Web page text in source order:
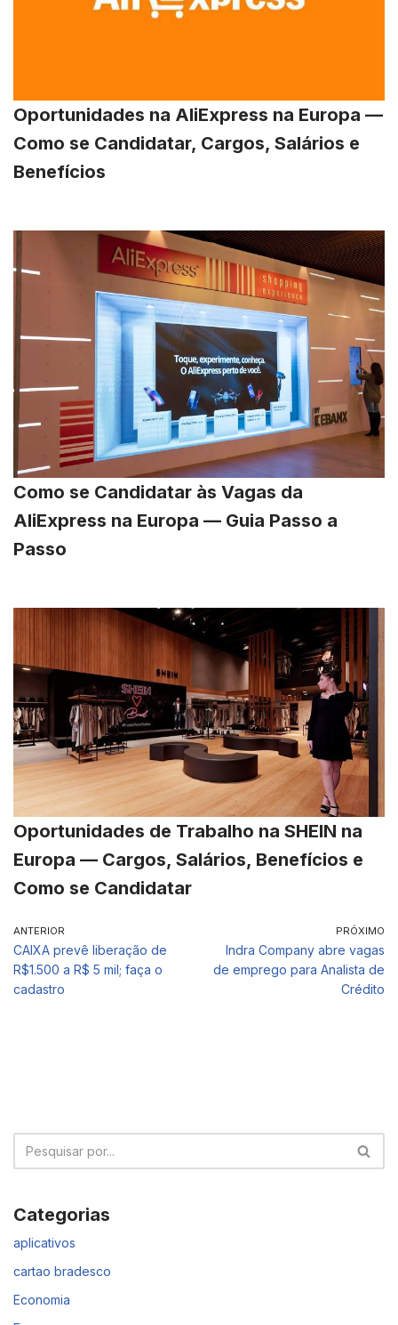
Oportunidades na AliExpress na Europa —
Como se Candidatar, Cargos, Salários e
Benefícios
Como se Candidatar às Vagas da
AliExpress na Europa — Guia Passo a
Passo
Oportunidades de Trabalho na SHEIN na
Europa — Cargos, Salários, Benefícios e
Como se Candidatar
ANTERIOR
CAIXA prevê liberação de
R$1.500 a R$ 5 mil; faça o
cadastro
PRÓXIMO
Indra Company abre vagas
de emprego para Analista de
Crédito
Categorias
aplicativos
cartao bradesco
Economia